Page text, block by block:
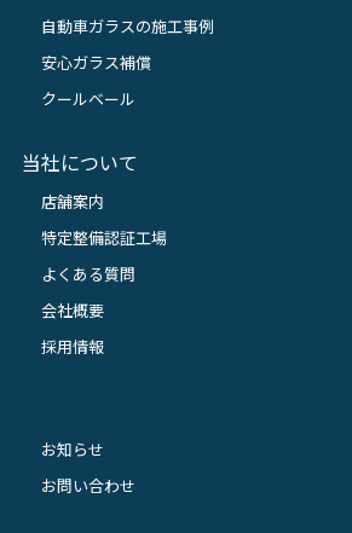
自動車ガラスの施工事例
安心ガラス補償
クールベール
当社について
店舗案内
特定整備認証工場
よくある質問
会社概要
採用情報
お知らせ
お問い合わせ